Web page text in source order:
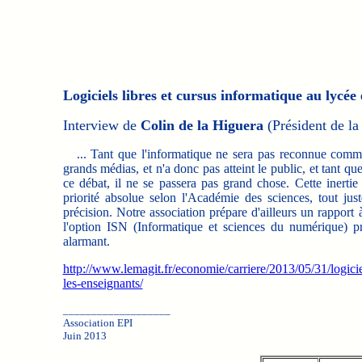
Logiciels libres et cursus informatique au lycée
Interview de Colin de la Higuera(Président de
... Tant que l'informatique ne sera pas reconnue
grands médias, et n'a donc pas atteint le public, et tant
ce débat, il ne se passera pas grand chose. Cette
priorité absolue selon l'Académie des sciences, tout
précision. Notre association prépare d'ailleurs un
l'option ISN (Informatique et sciences du numérique)
alarmant.
http://www.lemagit.fr/economie/carriere/2013/05/31/
les-enseignants/
Association EPI
Juin 2013